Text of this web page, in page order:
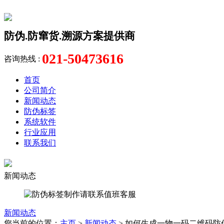
防伪.防窜货.溯源方案提供商
咨询热线 : 021-50473616
首页
公司简介
新闻动态
防伪标签
系统软件
行业应用
联系我们
新闻动态
新闻动态